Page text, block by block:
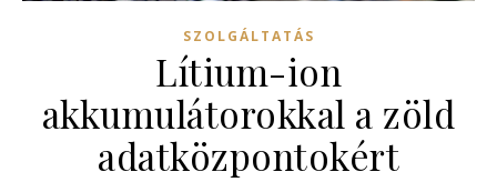
SZOLGÁLTATÁS
Lítium-ion
akkumulátorokkal a zöld
adatközpontokért